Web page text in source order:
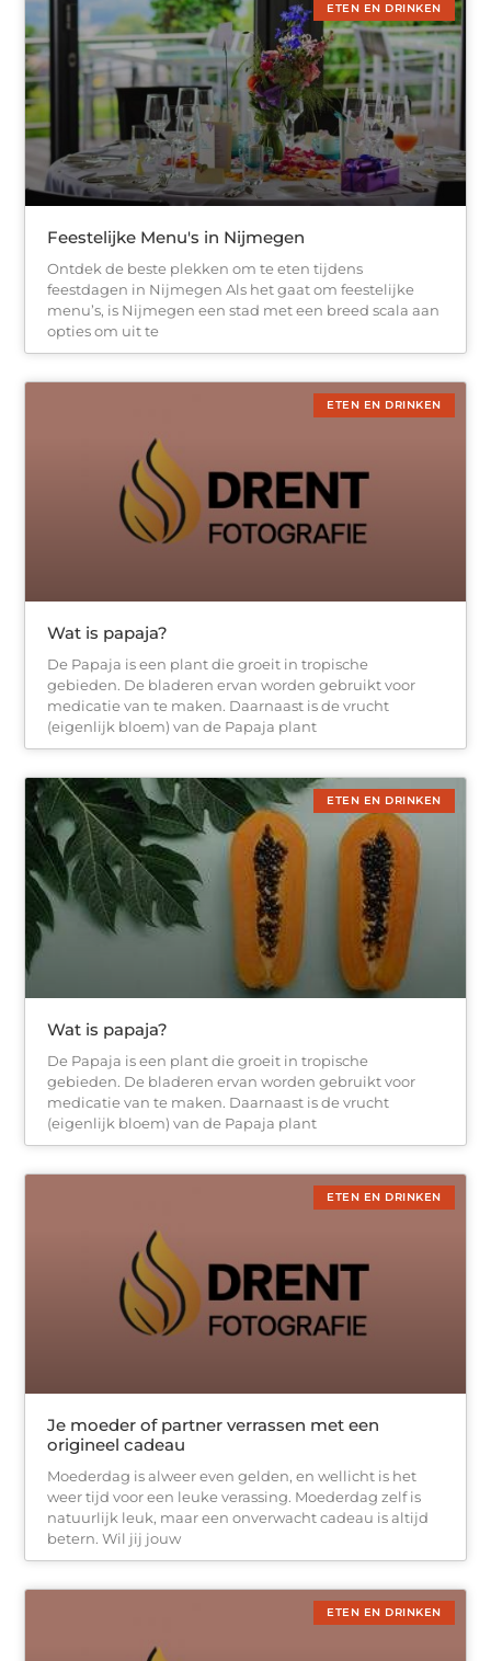
ETEN EN DRINKEN
Feestelijke Menu's in Nijmegen
Ontdek de beste plekken om te eten tijdens
feestdagen in Nijmegen Als het gaat om feestelijke
menu’s, is Nijmegen een stad met een breed scala aan
opties om uit te
ETEN EN DRINKEN
Wat is papaja?
De Papaja is een plant die groeit in tropische
gebieden. De bladeren ervan worden gebruikt voor
medicatie van te maken. Daarnaast is de vrucht
(eigenlijk bloem) van de Papaja plant
ETEN EN DRINKEN
Wat is papaja?
De Papaja is een plant die groeit in tropische
gebieden. De bladeren ervan worden gebruikt voor
medicatie van te maken. Daarnaast is de vrucht
(eigenlijk bloem) van de Papaja plant
ETEN EN DRINKEN
Je moeder of partner verrassen met een
origineel cadeau
Moederdag is alweer even gelden, en wellicht is het
weer tijd voor een leuke verassing. Moederdag zelf is
natuurlijk leuk, maar een onverwacht cadeau is altijd
betern. Wil jij jouw
ETEN EN DRINKEN